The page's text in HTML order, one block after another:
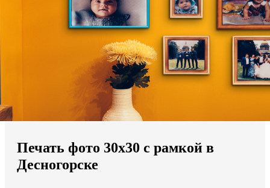
Мы доставляем по всему миру
Продолжить без города
Печать фото 30х30 с рамкой в
Десногорске